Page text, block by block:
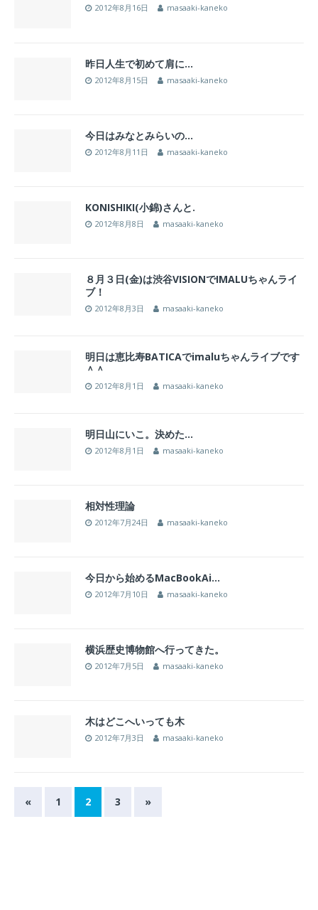
2012年8月16日 masaaki-kaneko
昨日人生で初めて肩に…
2012年8月15日 masaaki-kaneko
今日はみなとみらいの…
2012年8月11日 masaaki-kaneko
KONISHIKI(小錦)さんと.
2012年8月8日 masaaki-kaneko
８月３日(金)は渋谷VISIONでIMALUちゃんライ
ブ！
2012年8月3日 masaaki-kaneko
明日は恵比寿BATICAでimaluちゃんライブです
＾＾
2012年8月1日 masaaki-kaneko
明日山にいこ。決めた…
2012年8月1日 masaaki-kaneko
相対性理論
2012年7月24日 masaaki-kaneko
今日から始めるMacBookAi…
2012年7月10日 masaaki-kaneko
横浜歴史博物館へ行ってきた。
2012年7月5日 masaaki-kaneko
木はどこへいっても木
2012年7月3日 masaaki-kaneko
« 1 2 3 »